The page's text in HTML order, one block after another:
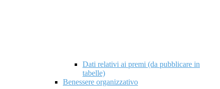
Dati relativi ai premi (da pubblicare in
tabelle)
Benessere organizzativo